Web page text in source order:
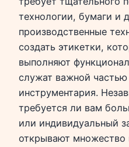
технологии, бумаги и
производственные
создать этикетки,
выполняют
служат важной частью
инструментария.
требуется ли вам
или индивидуальный
открывают множество